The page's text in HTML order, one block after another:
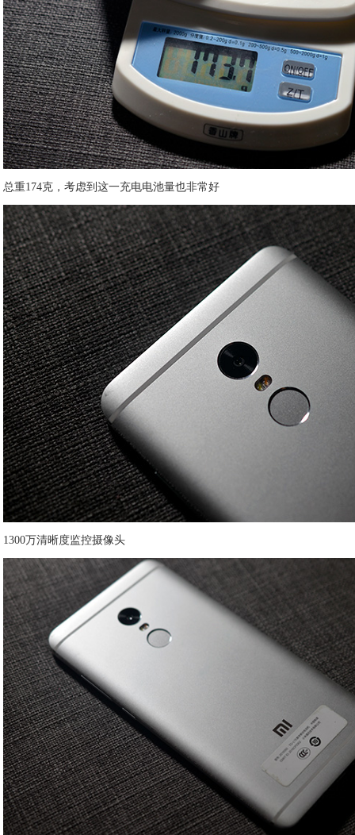
总重174克，考虑到这一充电电池量也非常好
1300万清晰度监控摄像头